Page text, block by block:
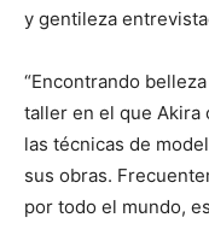
y gentileza
“Encontrando
taller en el que Akira
las técnicas de
sus obras.
por todo el mundo,